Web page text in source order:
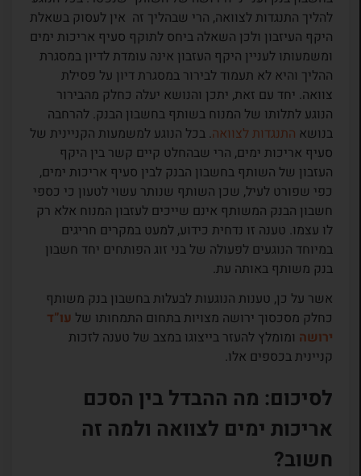
להליך התנגדות לצוואה, הרי שבהליך זה אין לעסוק בשאלת
היקף העיזבון ולכן השאלה ביחס לתוקף סעיף אריכות ימים
ומשמעותו לעניין היקף העזבון אינה עומדת לדיון במסגרת
ההליך והיא לא תעמוד לבירור במסגרת דיון על פסילת
צוואה. יחד עם זאת, יתכן והנושא יעלה כחלק מהבירור
הנוגע לתלותו של המנוח בשותף בחשבון הבנק. להרחבה
בנושא התנגדות לצוואה. בכל הנוגע למשמעות הקניינית של
סעיף אריכות ימים, הרי שבהחלט קיים קשר בין היקף
העזבון של השותף בחשבון הבנק לבין סעיף אריכות ימים,
כפי שפורט לעיל, שכן השותף שנותר עשוי לטעון כי כספי
חשבון הבנק המשותף אינם שייכים לעזבון המנוח אלא רק
לו עצמו. טענה זו נדחית כידוע, למעט במקרים חריגים
במיוחד הנוגעים לפעולה של בני זוג הפותחים יחד חשבון
בנק משותף באותה עת.
אשר על כן, טענות הנוגעות לבעלות בחשבון בנק משותף
כחלק מסכסוך ירושה מצויות בתחום התמחותו של עו”ד
ירושה ומומלץ להעזר בייצוגו במצב של טענה לזכות
קניינית בכספים אלו.
לסיכום: מה ההבדל בין הסכם
אריכות ימים לצוואה ולמה זה
חשוב?